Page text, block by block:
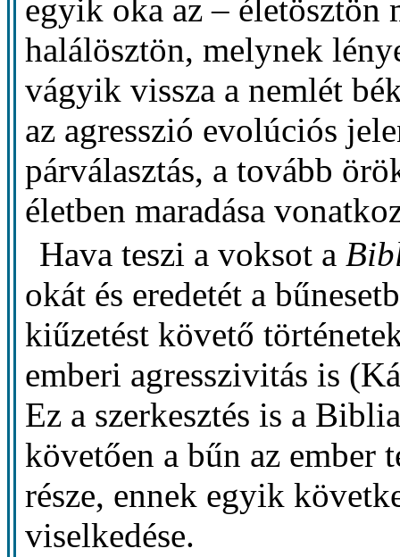
egyik oka az –
halálösztön, melynek
vágyik vissza a nemlét
az agresszió evolúciós
párválasztás, a tovább
életben maradása
Hava teszi a voksot a
okát és eredetét a
kiűzetést követő
emberi agresszivitás is
Ez a szerkesztés is a
követően a bűn az ember
része, ennek egyik
viselkedése.